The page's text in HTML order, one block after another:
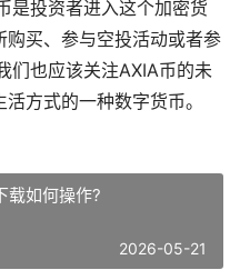
是投资者进入这个加密货
买、参与空投活动或者参
们也应该关注AXIA币的未
方式的一种数字货币。
载如何操作?
2026-05-21